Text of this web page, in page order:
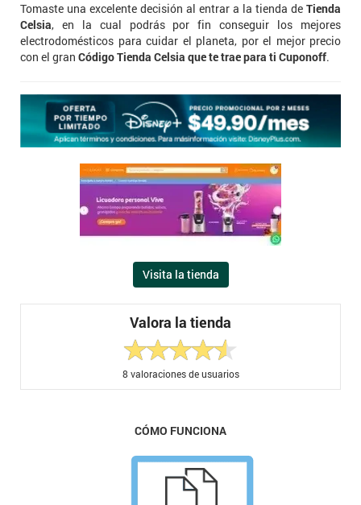
Tomaste una excelente decisión al entrar a la tienda de Tienda
Celsia, en la cual podrás por fin conseguir los mejores
electrodomésticos para cuidar el planeta, por el mejor precio
con el gran Código Tienda Celsia que te trae para ti Cuponoff.
Visita la tienda
Valora la tienda
8 valoraciones de usuarios
CÓMO FUNCIONA